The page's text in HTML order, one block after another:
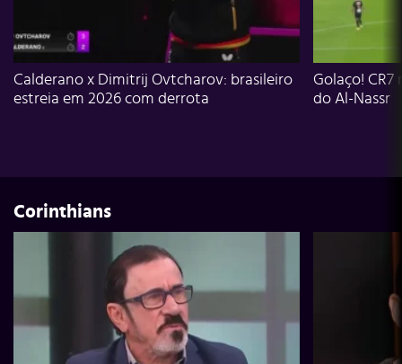
Calderano x Dimitrij Ovtcharov: brasileiro
estreia em 2026 com derrota
Golaço!
do Al-Nassr
Corinthians